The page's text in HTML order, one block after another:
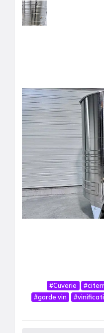
#Cuverie #
#garde vin #